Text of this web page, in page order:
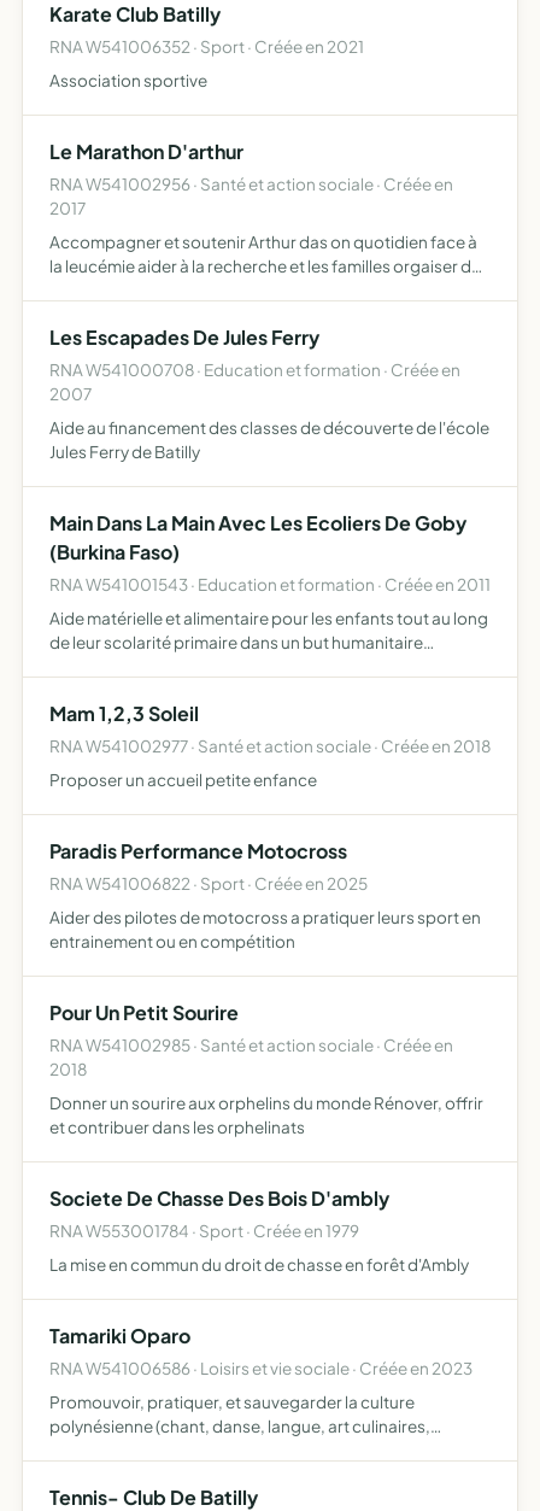
Karate Club Batilly
RNA W541006352 · Sport · Créée en 2021
Association sportive
Le Marathon D'arthur
RNA W541002956 · Santé et action sociale · Créée en
2017
Accompagner et soutenir Arthur das on quotidien face à
la leucémie aider à la recherche et les familles orgaiser des
Les Escapades De Jules Ferry
RNA W541000708 · Education et formation · Créée en
2007
Aide au financement des classes de découverte de l'école
Jules Ferry de Batilly
Main Dans La Main Avec Les Ecoliers De Goby
(Burkina Faso)
RNA W541001543 · Education et formation · Créée en 2011
Aide matérielle et alimentaire pour les enfants tout au long
de leur scolarité primaire dans un but humanitaire
Mam 1,2,3 Soleil
RNA W541002977 · Santé et action sociale · Créée en 2018
Proposer un accueil petite enfance
Paradis Performance Motocross
RNA W541006822 · Sport · Créée en 2025
Aider des pilotes de motocross a pratiquer leurs sport en
entrainement ou en compétition
Pour Un Petit Sourire
RNA W541002985 · Santé et action sociale · Créée en
2018
Donner un sourire aux orphelins du monde Rénover, offrir
et contribuer dans les orphelinats
Societe De Chasse Des Bois D'ambly
RNA W553001784 · Sport · Créée en 1979
La mise en commun du droit de chasse en forêt d'Ambly
Tamariki Oparo
RNA W541006586 · Loisirs et vie sociale · Créée en 2023
Promouvoir, pratiquer, et sauvegarder la culture
polynésienne (chant, danse, langue, art culinaires,
Tennis- Club De Batilly